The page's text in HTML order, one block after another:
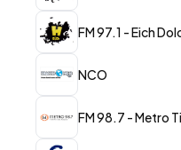
FM 97.1 - Eich
NCO
FM 98.7 - Metro